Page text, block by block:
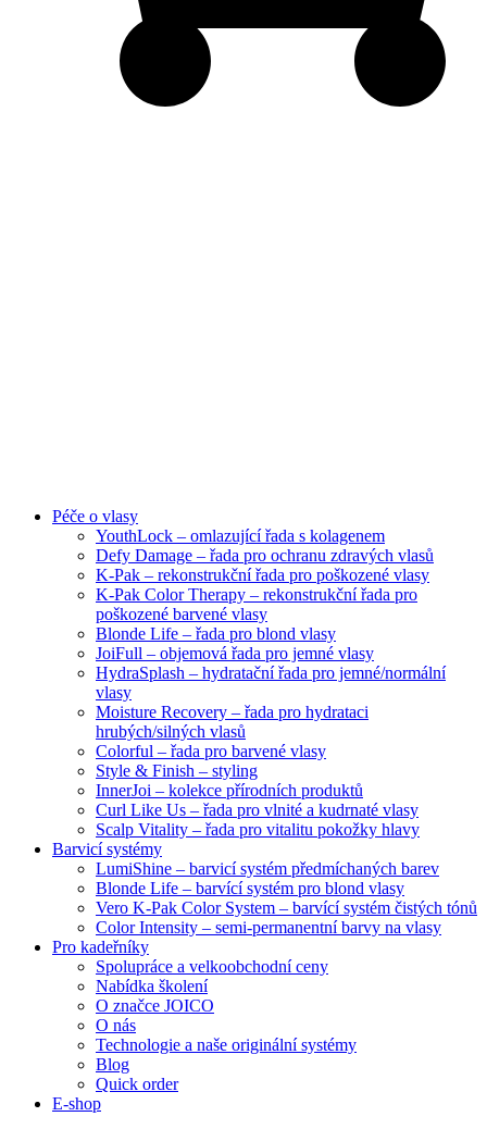
Péče o vlasy
YouthLock – omlazující řada s kolagenem
Defy Damage – řada pro ochranu zdravých vlasů
K-Pak – rekonstrukční řada pro poškozené vlasy
K-Pak Color Therapy – rekonstrukční řada pro
poškozené barvené vlasy
Blonde Life – řada pro blond vlasy
JoiFull – objemová řada pro jemné vlasy
HydraSplash – hydratační řada pro jemné/normální
vlasy
Moisture Recovery – řada pro hydrataci
hrubých/silných vlasů
Colorful – řada pro barvené vlasy
Style & Finish – styling
InnerJoi – kolekce přírodních produktů
Curl Like Us – řada pro vlnité a kudrnaté vlasy
Scalp Vitality – řada pro vitalitu pokožky hlavy
Barvicí systémy
LumiShine – barvicí systém předmíchaných barev
Blonde Life – barvící systém pro blond vlasy
Vero K-Pak Color System – barvící systém čistých tónů
Color Intensity – semi-permanentní barvy na vlasy
Pro kadeřníky
Spolupráce a velkoobchodní ceny
Nabídka školení
O značce JOICO
O nás
Technologie a naše originální systémy
Blog
Quick order
E-shop